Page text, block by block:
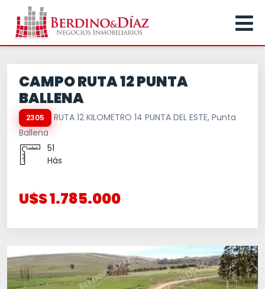
CAMPO RUTA 12 PUNTA
BALLENA
2305
RUTA 12 KILOMETRO 14 PUNTA DEL ESTE, Punta
Ballena
51
Hás
U$S 1.785.000